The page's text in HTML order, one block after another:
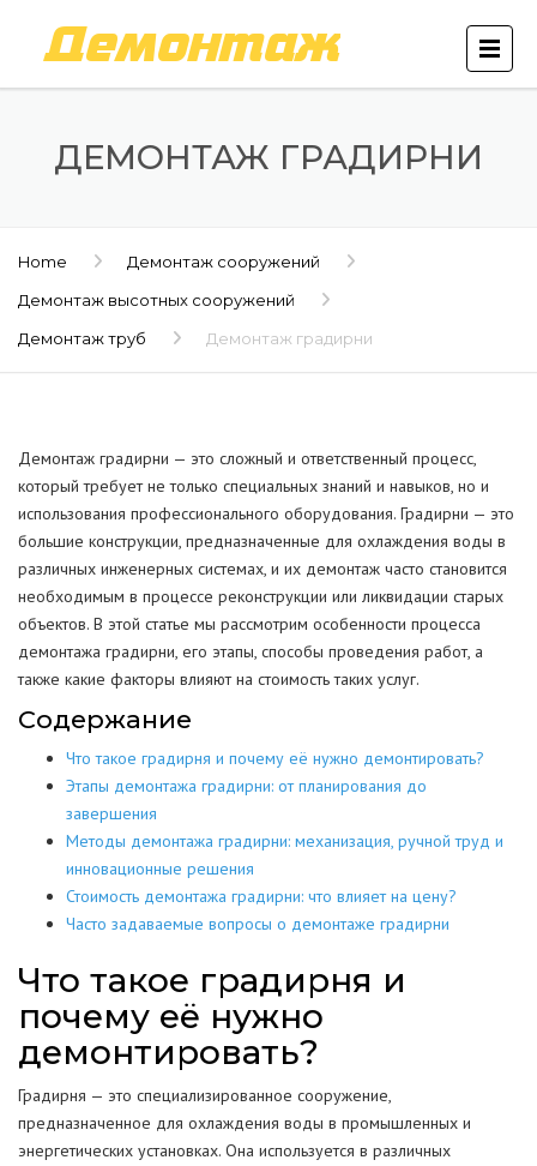
ДЕМОНТАЖ ГРАДИРНИ
Home
Демонтаж сооружений
Демонтаж высотных сооружений
Демонтаж труб
Демонтаж градирни
Демонтаж градирни — это сложный и ответственный процесс,
который требует не только специальных знаний и навыков, но и
использования профессионального оборудования. Градирни — это
большие конструкции, предназначенные для охлаждения воды в
различных инженерных системах, и их демонтаж часто становится
необходимым в процессе реконструкции или ликвидации старых
объектов. В этой статье мы рассмотрим особенности процесса
демонтажа градирни, его этапы, способы проведения работ, а
также какие факторы влияют на стоимость таких услуг.
Содержание
Что такое градирня и почему её нужно демонтировать?
Этапы демонтажа градирни: от планирования до
завершения
Методы демонтажа градирни: механизация, ручной труд и
инновационные решения
Стоимость демонтажа градирни: что влияет на цену?
Часто задаваемые вопросы о демонтаже градирни
Что такое градирня и
почему её нужно
демонтировать?
Градирня — это специализированное сооружение,
предназначенное для охлаждения воды в промышленных и
энергетических установках. Она используется в различных